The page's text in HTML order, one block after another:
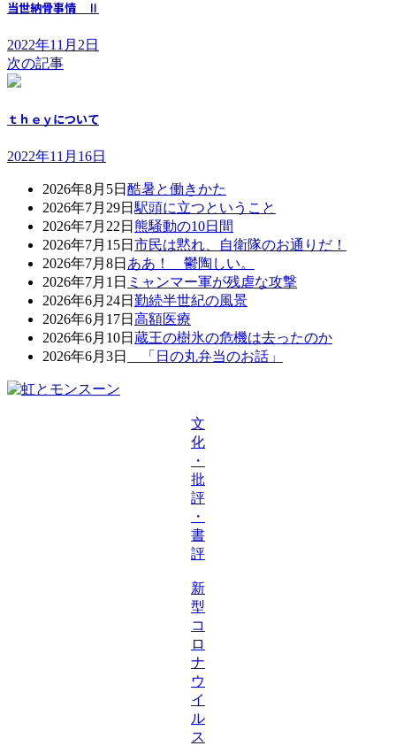
当世納骨事情 Ⅱ
2022年11月2日
次の記事
ｔｈｅｙについて
2022年11月16日
2026年8月5日 酷暑と働きかた
2026年7月29日 駅頭に立つということ
2026年7月22日 熊騒動の10日間
2026年7月15日 市民は黙れ、自衛隊のお通りだ！
2026年7月8日 ああ！ 鬱陶しい。
2026年7月1日 ミャンマー軍が残虐な攻撃
2026年6月24日 勤続半世紀の風景
2026年6月17日 高額医療
2026年6月10日 蔵王の樹氷の危機は去ったのか
2026年6月3日
「日の丸弁当のお話」
文
化
・
批
評
・
書
評
新
型
コ
ロ
ナ
ウ
イ
ル
ス